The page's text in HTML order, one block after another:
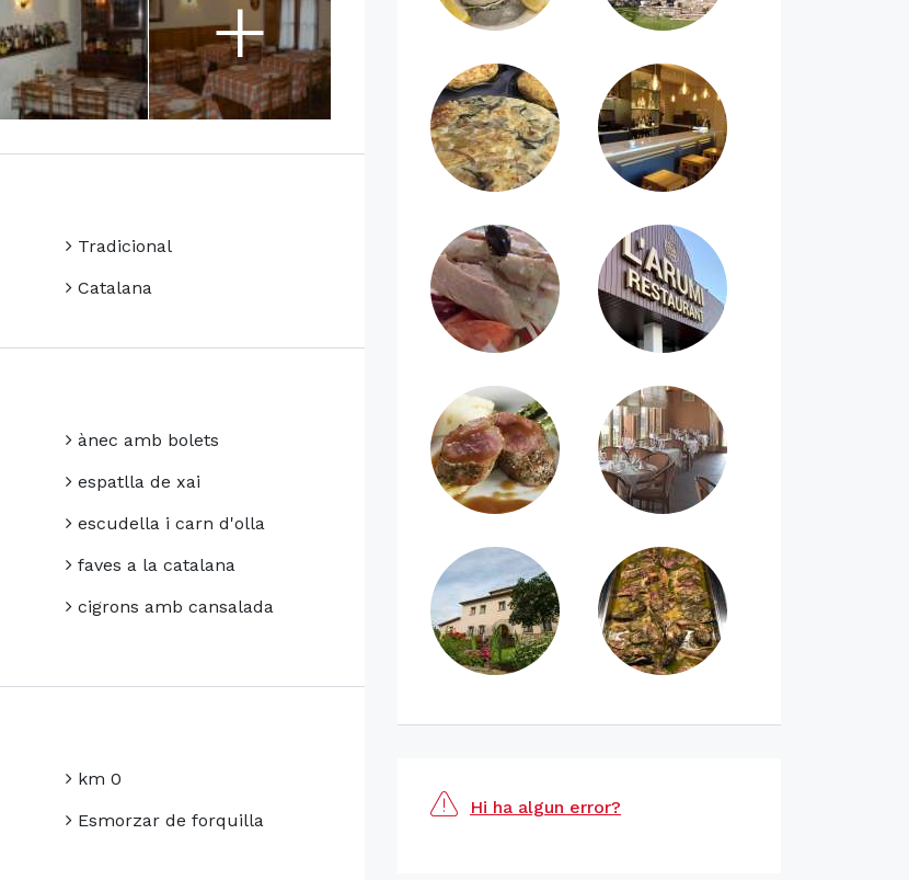
+
Tradicional
Catalana
ànec amb bolets
espatlla de xai
escudella i carn d'olla
faves a la catalana
cigrons amb cansalada
km 0
Esmorzar de forquilla
Hi ha algun error?